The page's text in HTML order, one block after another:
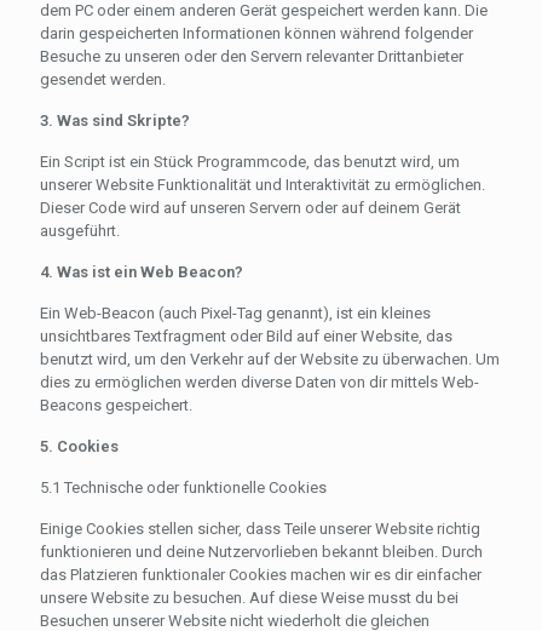
dem PC oder einem anderen Gerät gespeichert werden kann. Die
darin gespeicherten Informationen können während folgender
Besuche zu unseren oder den Servern relevanter Drittanbieter
gesendet werden.
3. Was sind Skripte?
Ein Script ist ein Stück Programmcode, das benutzt wird, um
unserer Website Funktionalität und Interaktivität zu ermöglichen.
Dieser Code wird auf unseren Servern oder auf deinem Gerät
ausgeführt.
4. Was ist ein Web Beacon?
Ein Web-Beacon (auch Pixel-Tag genannt), ist ein kleines
unsichtbares Textfragment oder Bild auf einer Website, das
benutzt wird, um den Verkehr auf der Website zu überwachen. Um
dies zu ermöglichen werden diverse Daten von dir mittels Web-
Beacons gespeichert.
5. Cookies
5.1 Technische oder funktionelle Cookies
Einige Cookies stellen sicher, dass Teile unserer Website richtig
funktionieren und deine Nutzervorlieben bekannt bleiben. Durch
das Platzieren funktionaler Cookies machen wir es dir einfacher
unsere Website zu besuchen. Auf diese Weise musst du bei
Besuchen unserer Website nicht wiederholt die gleichen